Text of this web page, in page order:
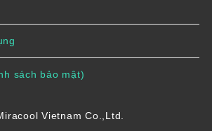
sách bảo mật)
Vietnam Co.,Ltd.